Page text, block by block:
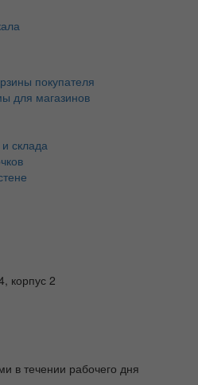
покупателя
для магазинов
склада
корпус 2
в течении рабочего дня